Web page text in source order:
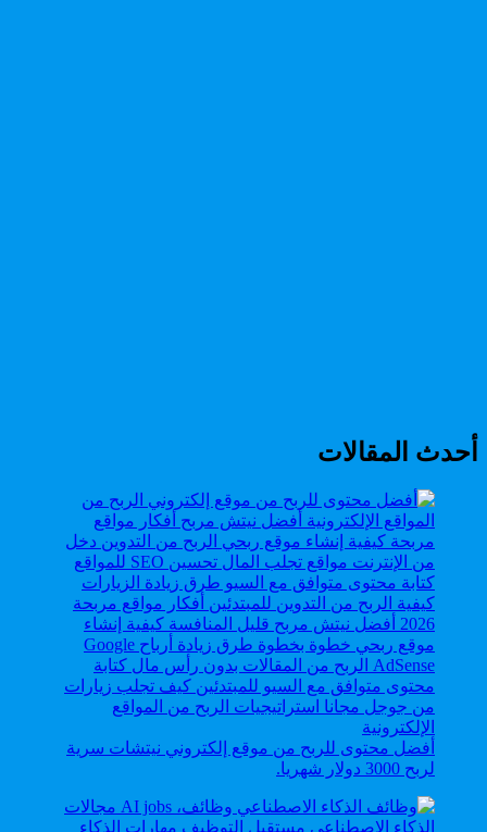
أحدث المقالات
أفضل محتوى للربح من موقع إلكتروني نيتشات سرية
لربح 3000 دولار شهريا.